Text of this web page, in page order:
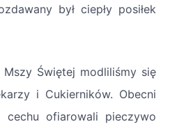
był ciepły posiłek
Świętej modliliśmy się
i Cukierników. Obecni
cechu ofiarowali pieczywo